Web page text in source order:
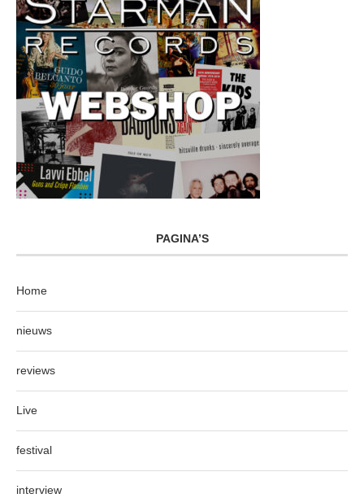
PAGINA’S
Home
nieuws
reviews
Live
festival
interview